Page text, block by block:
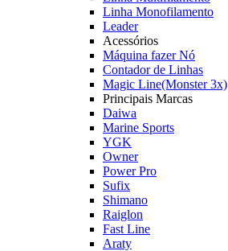
Linha Monofilamento
Leader
Acessórios
Máquina fazer Nó
Contador de Linhas
Magic Line(Monster 3x)
Principais Marcas
Daiwa
Marine Sports
YGK
Owner
Power Pro
Sufix
Shimano
Raiglon
Fast Line
Araty